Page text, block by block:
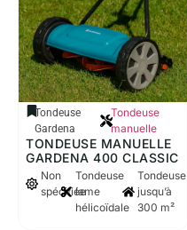
Tondeuse
Gardena
Tondeuse
manuelle
TONDEUSE MANUELLE
GARDENA 400 CLASSIC
Non
spécifiée
Tondeuse
lame
hélicoïdale
Tondeuse
jusqu’à
300 m²